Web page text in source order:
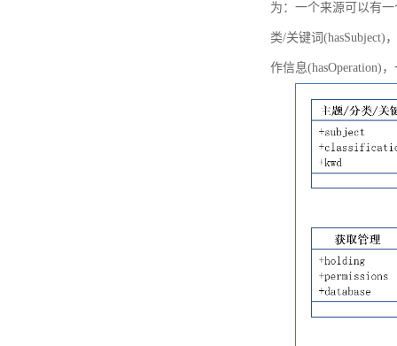
为：一个来源可以有
类/关键词(hasSubject)
作信息(hasOperation)